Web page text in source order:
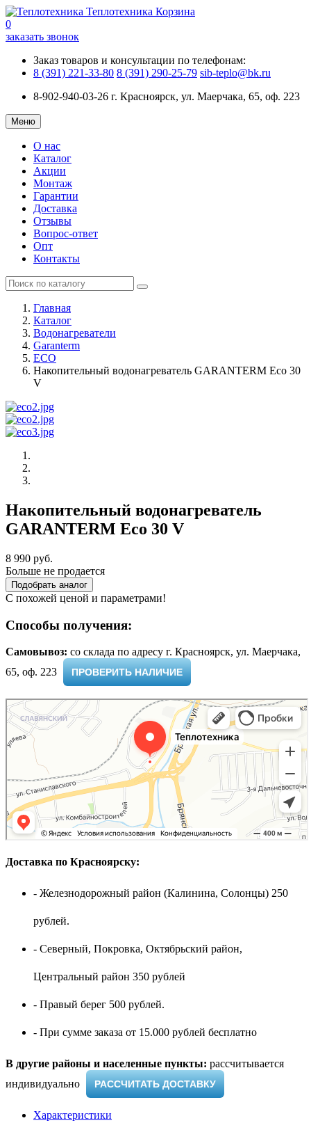
Теплотехника Корзина
0
заказать звонок
Заказ товаров и консультации по телефонам:
8 (391) 221-33-80 8 (391) 290-25-79 sib-teplo@bk.ru
8-902-940-03-26 г. Красноярск, ул. Маерчака, 65, оф. 223
Меню
О нас
Каталог
Акции
Монтаж
Гарантии
Доставка
Отзывы
Вопрос-ответ
Опт
Контакты
Главная
Каталог
Водонагреватели
Garanterm
ECO
Накопительный водонагреватель GARANTERM Eco 30
V
Накопительный водонагреватель
GARANTERM Eco 30 V
8 990 руб.
Больше не продается
Подобрать аналог
С похожей ценой и параметрами!
Способы получения:
Самовывоз: cо склада по адресу г. Красноярск, ул. Маерчака,
65, оф. 223 ​
ПРОВЕРИТЬ НАЛИЧИЕ
Доставка по Красноярску:
- Железнодорожный район (Калинина, Солонцы) 250
рублей.
- Северный, Покровка, Октябрьский район,
Центральный район 350 рублей
- Правый берег 500 рублей.
- При сумме заказа от 15.000 рублей бесплатно
В другие районы и населенные пункты: рассчитывается
индивидуально ​
РАССЧИТАТЬ ДОСТАВКУ
Характеристики